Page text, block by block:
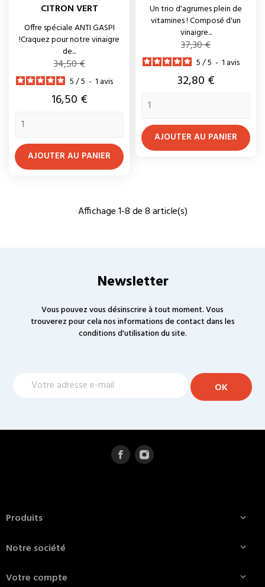
CITRON VERT
Offre spéciale ANTI GASPI
!Craquez pour notre vinaigre
de...
Prix
de
base
34,50 €
5/5 - 1 avis
Prix
16,50 €
AJOUTER AU PANIER
Un trio d'agrumes plein de
vitamines ! Composé d'un
vinaigre...
Prix
de
base
37,30 €
5/5 - 1 avis
Prix
32,80 €
AJOUTER AU PANIER
Affichage 1-8 de 8 article(s)
Newsletter
Vous pouvez vous désinscrire à tout moment. Vous
trouverez pour cela nos informations de contact dans les
conditions d'utilisation du site.
Produits 
Notre société 
Votre compte 